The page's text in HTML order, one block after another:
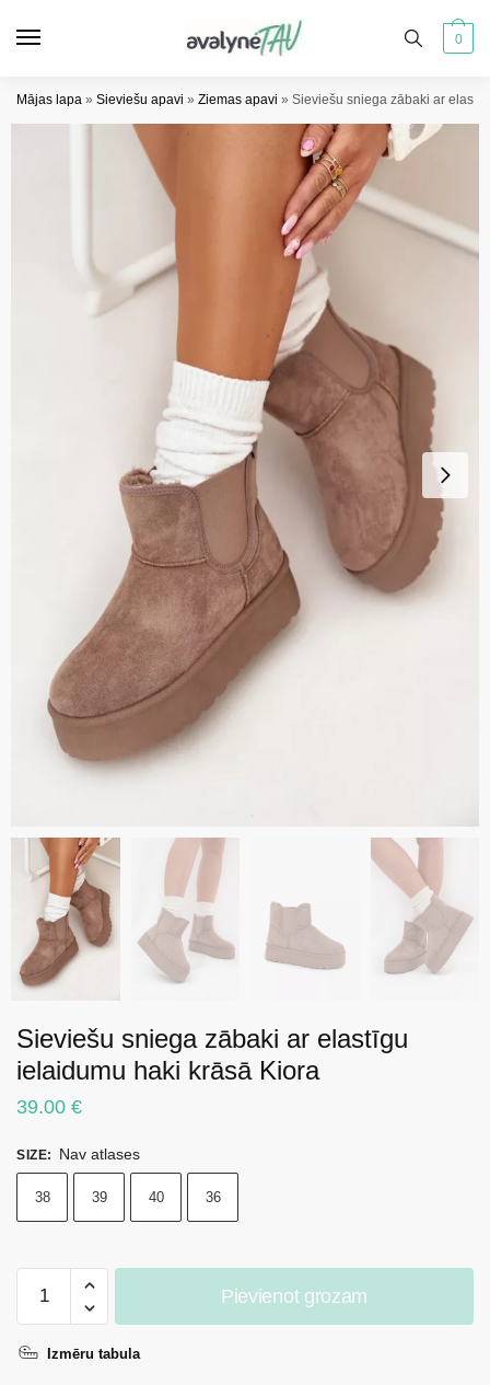
0
Mājas lapa » Sieviešu apavi » Ziemas apavi » Sieviešu sniega zābaki ar
Sieviešu sniega zābaki ar elastīgu
ielaidumu haki krāsā Kiora
39.00 €
SIZE: Nav atlases
38 39 40 36
sniega
ar
Pievienot grozam
Izmēru tabula